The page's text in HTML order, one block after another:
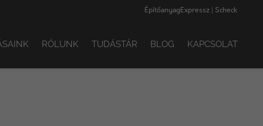
ÉpítőanyagExpressz | Scheck
RÓLUNK TUDÁSTÁR BLOG KAPCSOLAT